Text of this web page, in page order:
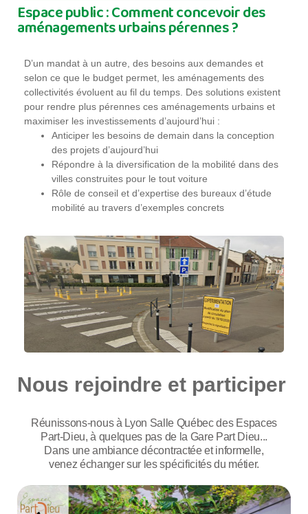
Espace public : Comment concevoir des
aménagements urbains pérennes ?
D’un mandat à un autre, des besoins aux demandes et
selon ce que le budget permet, les aménagements des
collectivités évoluent au fil du temps. Des solutions existent
pour rendre plus pérennes ces aménagements urbains et
maximiser les investissements d’aujourd’hui :
Anticiper les besoins de demain dans la conception
des projets d’aujourd’hui
Répondre à la diversification de la mobilité dans des
villes construites pour le tout voiture
Rôle de conseil et d’expertise des bureaux d’étude
mobilité au travers d’exemples concrets
Nous rejoindre et participer
Réunissons-nous à Lyon Salle Québec des Espaces
Part-Dieu, à quelques pas de la Gare Part Dieu...
Dans une ambiance décontractée et informelle,
venez échanger sur les spécificités du métier.